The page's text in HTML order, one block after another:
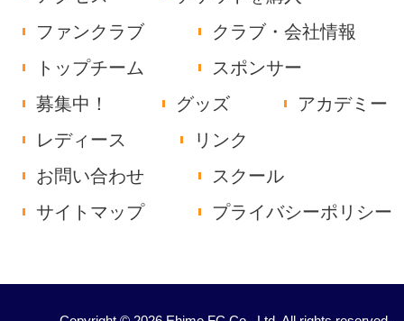
ファンクラブ
クラブ・会社情報
トップチーム
スポンサー
募集中！
グッズ
アカデミー
レディース
リンク
お問い合わせ
スクール
サイトマップ
プライバシーポリシー